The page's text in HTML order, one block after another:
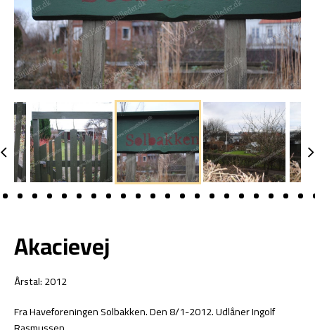
Akacievej
Årstal: 2012
Fra Haveforeningen Solbakken. Den 8/1-2012. Udlåner Ingolf